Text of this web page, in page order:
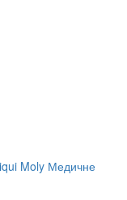
Moly Медичне